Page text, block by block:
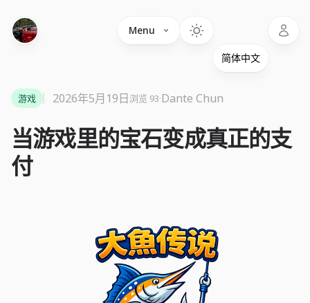
Menu
当游戏里的宝石变成真正的支
付
游戏 2026年5月19日浏览 93·Dante Chun